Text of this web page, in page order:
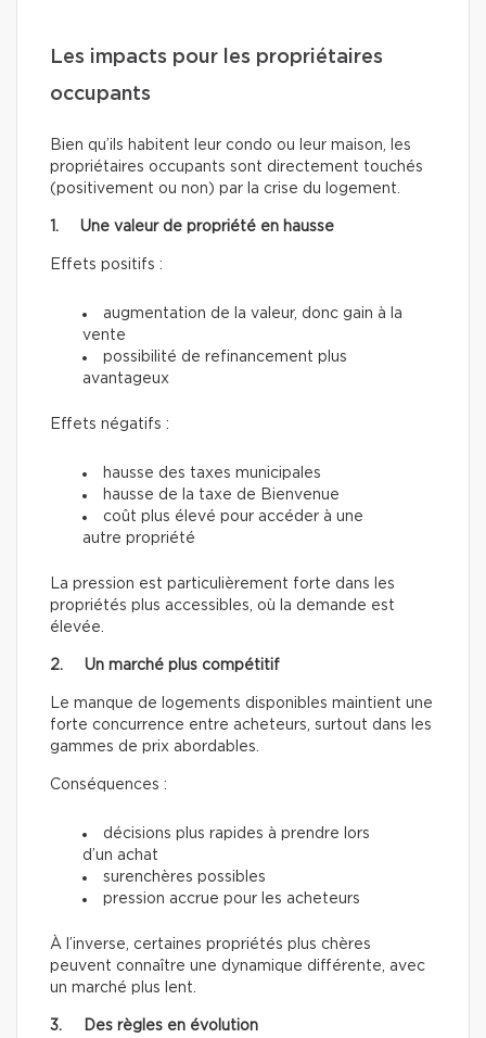
Les impacts pour les propriétaires
occupants
Bien qu’ils habitent leur condo ou leur maison, les
propriétaires occupants sont directement touchés
(positivement ou non) par la crise du logement.
1. Une valeur de propriété en hausse
Effets positifs :
augmentation de la valeur, donc gain à la
vente
possibilité de refinancement plus
avantageux
Effets négatifs :
hausse des taxes municipales
hausse de la taxe de Bienvenue
coût plus élevé pour accéder à une
autre propriété
La pression est particulièrement forte dans les
propriétés plus accessibles, où la demande est
élevée.
2. Un marché plus compétitif
Le manque de logements disponibles maintient une
forte concurrence entre acheteurs, surtout dans les
gammes de prix abordables.
Conséquences :
décisions plus rapides à prendre lors
d’un achat
surenchères possibles
pression accrue pour les acheteurs
À l’inverse, certaines propriétés plus chères
peuvent connaître une dynamique différente, avec
un marché plus lent.
3. Des règles en évolution